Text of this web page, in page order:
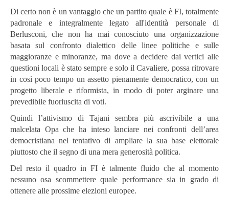
Di certo non è un vantaggio che un partito quale è FI, totalmente
padronale e integralmente legato all'identità personale di
Berlusconi, che non ha mai conosciuto una organizzazione
basata sul confronto dialettico delle linee politiche e sulle
maggioranze e minoranze, ma dove a decidere dai vertici alle
questioni locali è stato sempre e solo il Cavaliere, possa ritrovare
in così poco tempo un assetto pienamente democratico, con un
progetto liberale e riformista, in modo di poter arginare una
prevedibile fuoriuscita di voti.
Quindi l’attivismo di Tajani sembra più ascrivibile a una
malcelata Opa che ha inteso lanciare nei confronti dell’area
democristiana nel tentativo di ampliare la sua base elettorale
piuttosto che il segno di una mera generosità politica.
Del resto il quadro in FI è talmente fluido che al momento
nessuno osa scommettere quale performance sia in grado di
ottenere alle prossime elezioni europee.